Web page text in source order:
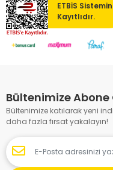
ETBİS
Kayıtlıdır.
Bültenimize Abone
Bültenimize katılarak yeni
daha fazla fırsat yakalayın!